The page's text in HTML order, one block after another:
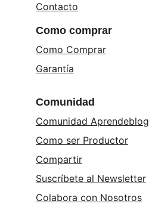
Contacto
Como comprar
Como Comprar
Garantía
Comunidad
Comunidad Aprendeblog
Como ser Productor
Compartir
Suscríbete al Newsletter
Colabora con Nosotros